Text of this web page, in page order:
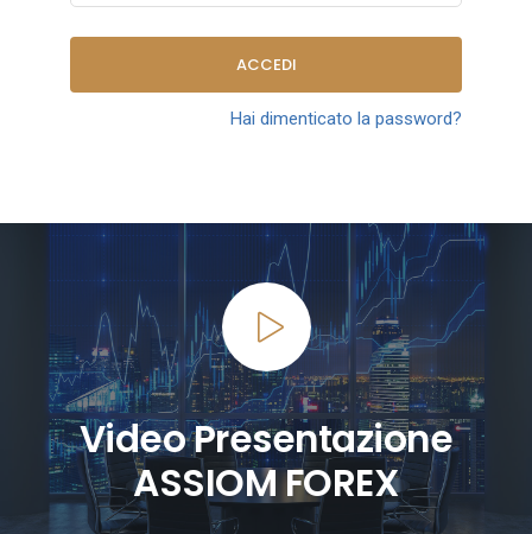
ACCEDI
Hai dimenticato la password?
Video Presentazione
ASSIOM FOREX